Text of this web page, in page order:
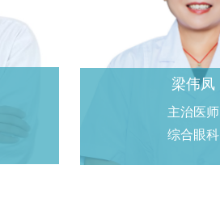
梁伟凤
主治医师
综合眼科